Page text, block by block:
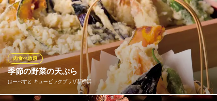
季節の野菜の天ぷら
はーべすと キュービックプラザ新横浜
肉食べ放題